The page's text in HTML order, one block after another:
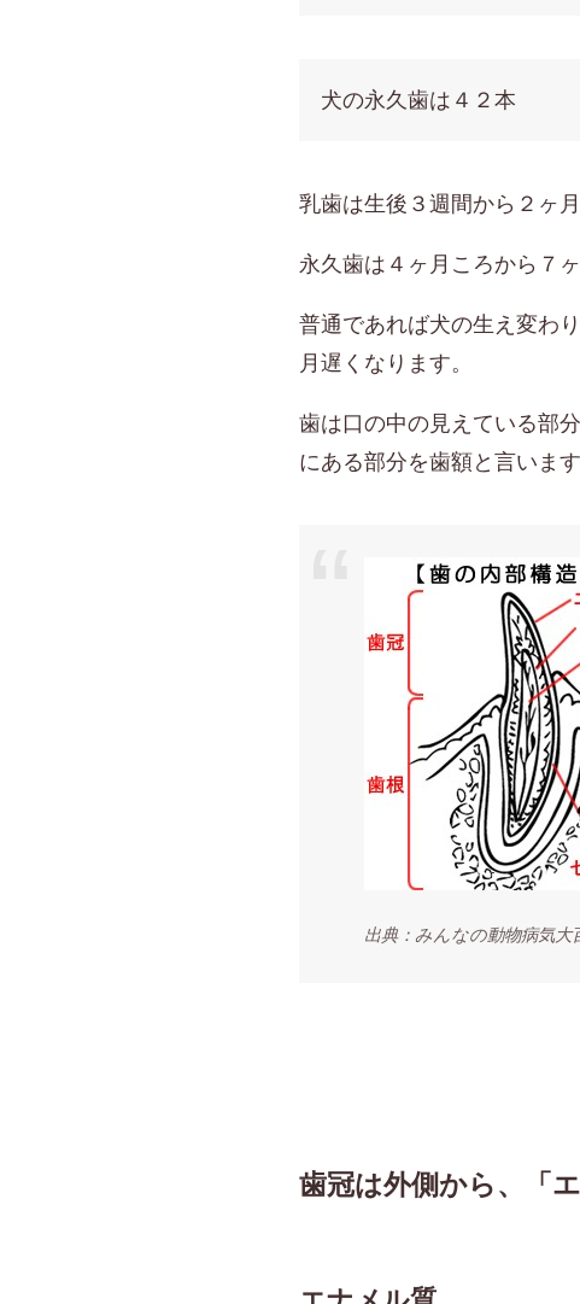
犬の永久歯は４２本
乳歯は生後３週間から２ヶ
永久歯は４ヶ月ころから７
普通であれば犬の生え変わ
月遅くなります。
歯は口の中の見えている部
にある部分を歯額と言います
出典：みんなの動物病気大
歯冠は外側から、「